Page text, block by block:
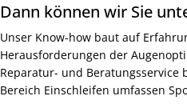
Dann können wir Sie
Unser Know-how baut auf
Herausforderungen der
Reparatur- und
Bereich Einschleifen umfassen